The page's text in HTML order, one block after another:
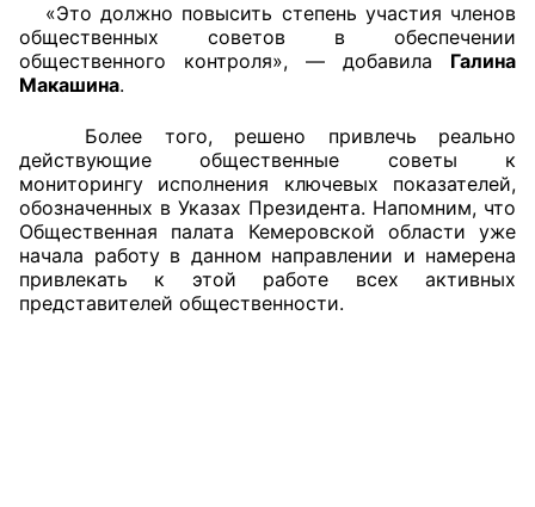
Совет ОП КО
Общественный штаб
Члены ОП КО
Документы ОП КО
Регламент ОП КО
Кодекс этики ОП КО
«Это должно повысить степень участия членов
общественных советов в обеспечении
общественного контроля», — добавила Галина
Макашина.
Более того, решено привлечь реально
действующие общественные советы к
мониторингу исполнения ключевых показателей,
обозначенных в Указах Президента. Напомним, что
Общественная палата Кемеровской области уже
начала работу в данном направлении и намерена
привлекать к этой работе всех активных
представителей общественности.